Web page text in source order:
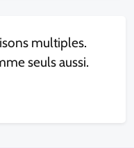
multiples.
seuls aussi.